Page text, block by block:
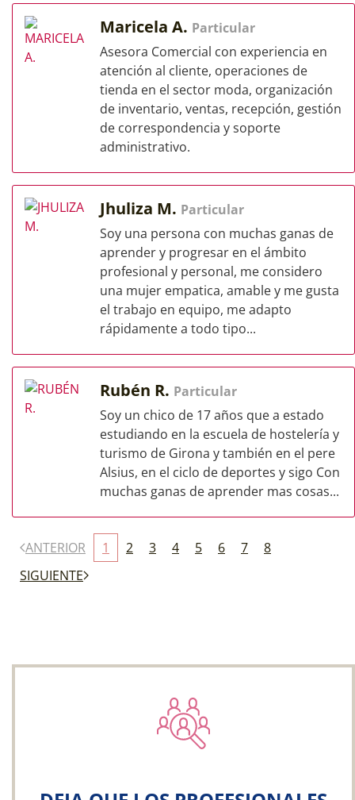
Maricela A. Particular
Asesora Comercial con experiencia en
atención al cliente, operaciones de
tienda en el sector moda, organización
de inventario, ventas, recepción, gestión
de correspondencia y soporte
administrativo.
Jhuliza M. Particular
Soy una persona con muchas ganas de
aprender y progresar en el ámbito
profesional y personal, me considero
una mujer empatica, amable y me gusta
el trabajo en equipo, me adapto
rápidamente a todo tipo...
Rubén R. Particular
Soy un chico de 17 años que a estado
estudiando en la escuela de hostelería y
turismo de Girona y también en el pere
Alsius, en el ciclo de deportes y sigo Con
muchas ganas de aprender mas cosas...
ANTERIOR 1 2 3 4 5 6 7
8
SIGUIENTE